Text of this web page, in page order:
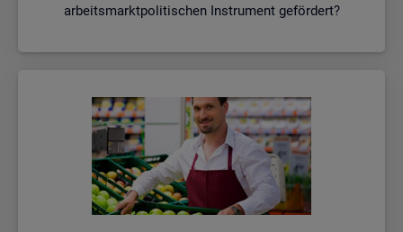
arbeitsmarktpolitischen Instrument gefördert?